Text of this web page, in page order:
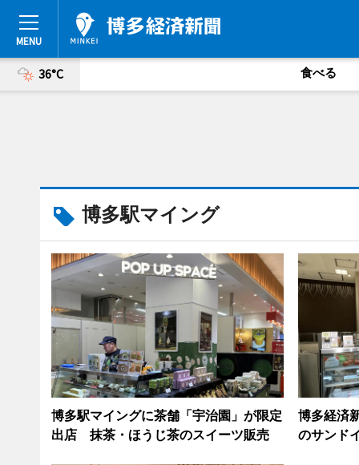
36°C 食べる
博多駅マイング
博多駅マイングに茶舗「宇治園」が限定
出店 抹茶・ほうじ茶のスイーツ販売
博多経済
のサンド